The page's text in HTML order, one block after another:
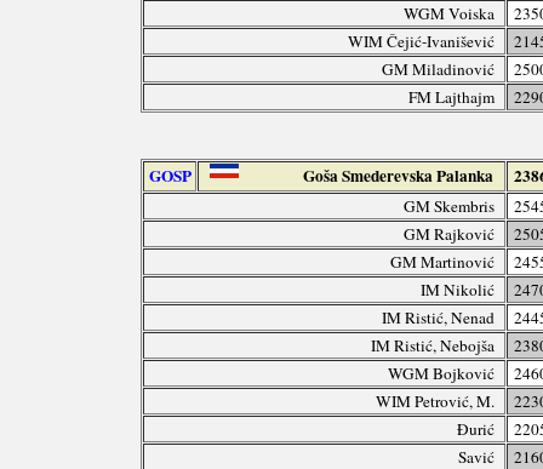
WGM Voiska
WIM Čejić-Ivanišević
GM Miladinović
FM Lajthajm
GOSP Goša Smederevska Palanka
GM Skembris
GM Rajković
GM Martinović
IM Nikolić
IM Ristić, Nenad
IM Ristić, Nebojša
WGM Bojković
WIM Petrović, M.
Đurić
Savić